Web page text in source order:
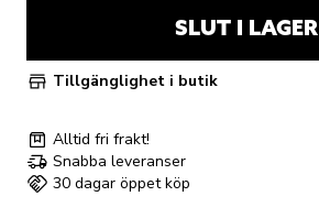
SLUT I LAGER
Tillgänglighet i butik
Alltid fri frakt!
Snabba leveranser
30 dagar öppet köp